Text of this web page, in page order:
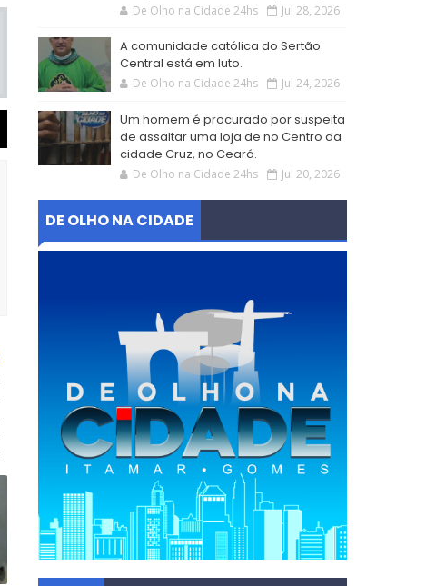
De Olho na Cidade 24hs Jul 28, 2026
A comunidade católica do Sertão
Central está em luto.
De Olho na Cidade 24hs Jul 24, 2026
Um homem é procurado por suspeita
de assaltar uma loja de no Centro da
cidade Cruz, no Ceará.
De Olho na Cidade 24hs Jul 20, 2026
DE OLHO NA CIDADE